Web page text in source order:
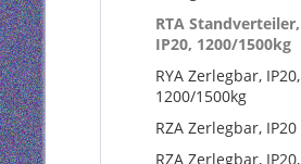
RTA Standverteiler,
IP20, 1200/1500kg
RYA Zerlegbar, IP20,
1200/1500kg
RZA Zerlegbar, IP20
RZA Zerlegbar, IP20,